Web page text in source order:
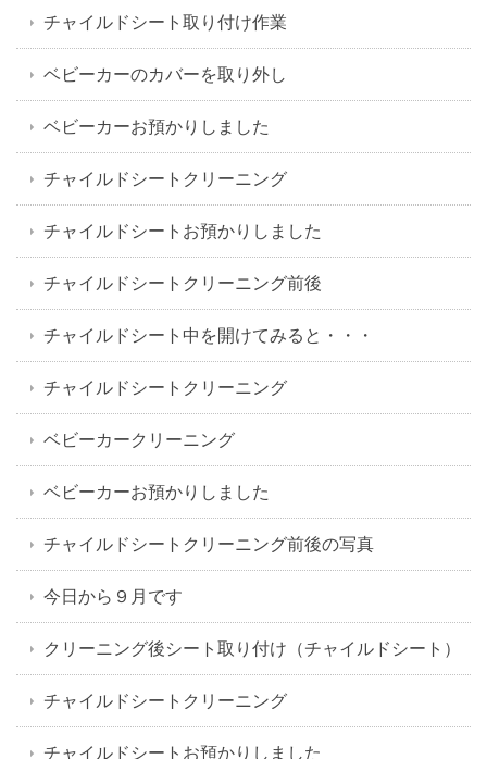
チャイルドシート取り付け作業
ベビーカーのカバーを取り外し
ベビーカーお預かりしました
チャイルドシートクリーニング
チャイルドシートお預かりしました
チャイルドシートクリーニング前後
チャイルドシート中を開けてみると・・・
チャイルドシートクリーニング
ベビーカークリーニング
ベビーカーお預かりしました
チャイルドシートクリーニング前後の写真
今日から９月です
クリーニング後シート取り付け（チャイルドシート）
チャイルドシートクリーニング
チャイルドシートお預かりしました